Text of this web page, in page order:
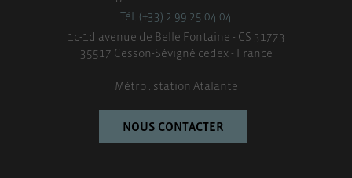
Tél. (+33) 2 99 25 04 04
1c-1d avenue de Belle Fontaine - CS 31773
35517 Cesson-Sévigné cedex - France
Métro : station Atalante
NOUS CONTACTER